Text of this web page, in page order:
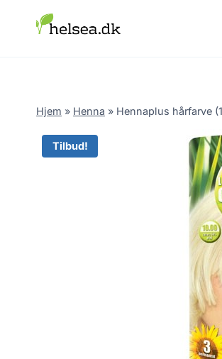
Hjem » Henna » Hennaplus hårfarve
Tilbud!